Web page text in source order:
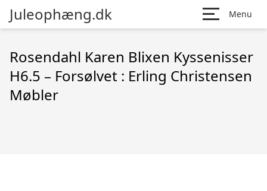
Juleophæng.dk Menu
Rosendahl Karen Blixen Kyssenisser
H6.5 – Forsølvet : Erling Christensen
Møbler